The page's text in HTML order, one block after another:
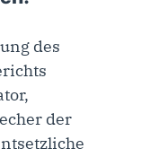
des
der